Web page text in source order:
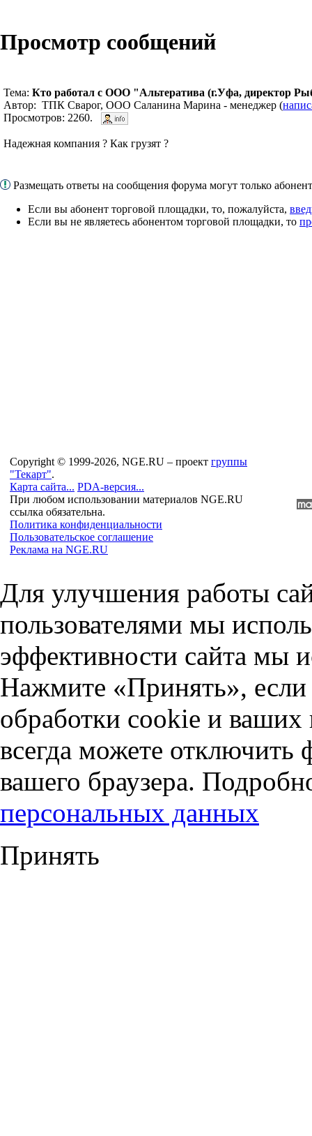
Просмотр сообщений
Тема: Кто работал с ООО "Альтератива (г.Уфа, директор
Автор: ТПК Сварог, ООО Саланина Марина - менеджер (
Просмотров: 2260.
Надежная компания ? Как грузят ?
Размещать ответы на сообщения форума могут только
Если вы абонент торговой площадки, то, пожалуйста,
Если вы не являетесь абонентом торговой площадки, то
Copyright © 1999-2026, NGE.RU – проект группы
"Текарт".
Карта сайта... PDA-версия...
При любом использовании материалов NGE.RU
ссылка обязательна.
Политика конфиденциальности
Пользовательское соглашение
Реклама на NGE.RU
Для улучшения работы
пользователями мы
эффективности сайта мы
Нажмите «Принять», если
обработки cookie и
всегда можете отключить
вашего браузера.
персональных данных
Принять